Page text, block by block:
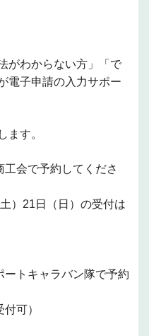
がわからない方」「で
電子申請の入力サポー
ます。
会で予約してくださ
）21日（日）の受付は
トキャラバン隊で予約
可）